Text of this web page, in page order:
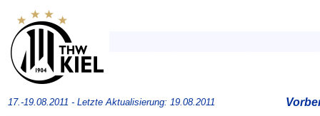
17.-19.08.2011 - Letzte Aktualisierung: 19.08.2011